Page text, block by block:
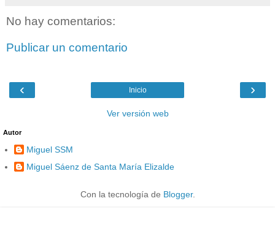
No hay comentarios:
Publicar un comentario
‹ ›
Inicio
Ver versión web
Autor
Miguel SSM
Miguel Sáenz de Santa María Elizalde
Con la tecnología de Blogger.